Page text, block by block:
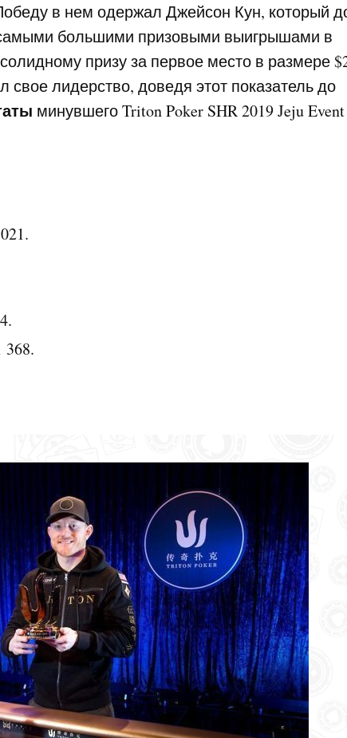
в нем одержал Джейсон Кун, который
самыми большими призовыми выигрышами в
призу за первое место в размере
лидерство, доведя этот показатель до
минувшего Triton Poker SHR 2019 Jeju Event